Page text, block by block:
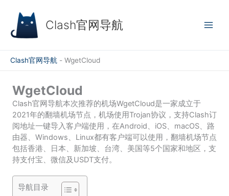
Clash官网导航
Clash官网导航 - WgetCloud
WgetCloud
Clash官网导航本次推荐的机场WgetCloud是一家成立于
2021年的翻墙机场节点，机场使用Trojan协议，支持Clash订
阅地址一键导入客户端使用，在Android、iOS、macOS、路
由器、Windows、Linux都有客户端可以使用，翻墙机场节点
包括香港、日本、新加坡、台湾、美国等5个国家和地区，支
持支付宝、微信及USDT支付。
导航目录